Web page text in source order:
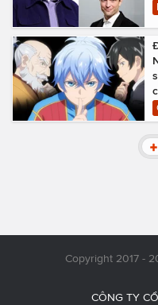
Copyright 2017 -
CÔNG TY